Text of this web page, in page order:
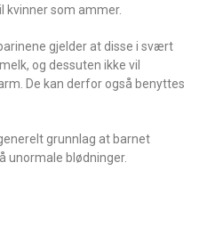
kvinner som ammer.
gjelder at disse i svært
og dessuten ikke vil
De kan derfor også benyttes
grunnlag at barnet
unormale blødninger.